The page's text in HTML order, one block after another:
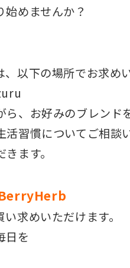
めませんか？
、以下の場所でお求め
ら、お好みのブレンド
活習慣についてご相
ます。
求めいただけます。
日を